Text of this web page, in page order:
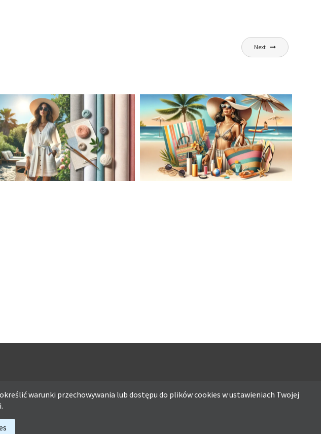
Next
przechowywania lub dostępu do plików cookies w ustawieniach Twojej przeglądarki.
warunki przechowywania lub dostępu do plików cookies w ustawieniach Twojej